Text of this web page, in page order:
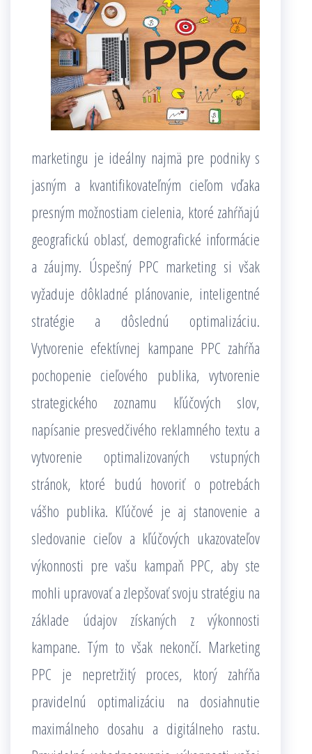
marketingu je ideálny najmä pre podniky s
jasným a kvantifikovateľným cieľom vďaka
presným možnostiam cielenia, ktoré zahŕňajú
geografickú oblasť, demografické informácie
a záujmy. Úspešný PPC marketing si však
vyžaduje dôkladné plánovanie, inteligentné
stratégie a dôslednú optimalizáciu.
Vytvorenie efektívnej kampane PPC zahŕňa
pochopenie cieľového publika, vytvorenie
strategického zoznamu kľúčových slov,
napísanie presvedčivého reklamného textu a
vytvorenie optimalizovaných vstupných
stránok, ktoré budú hovoriť o potrebách
vášho publika. Kľúčové je aj stanovenie a
sledovanie cieľov a kľúčových ukazovateľov
výkonnosti pre vašu kampaň PPC, aby ste
mohli upravovať a zlepšovať svoju stratégiu na
základe údajov získaných z výkonnosti
kampane. Tým to však nekončí. Marketing
PPC je nepretržitý proces, ktorý zahŕňa
pravidelnú optimalizáciu na dosiahnutie
maximálneho dosahu a digitálneho rastu.